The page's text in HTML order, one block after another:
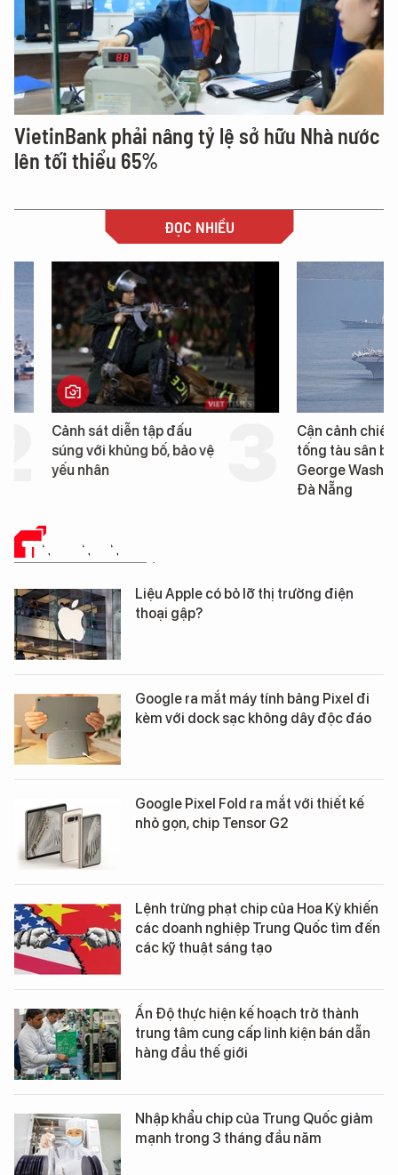
VietinBank phải nâng tỷ lệ sở hữu Nhà nước
lên tối thiểu 65%
ĐỌC NHIỀU
Cảnh sát diễn tập đấu
súng với khủng bố, bảo vệ
yếu nhân
Cận cảnh chiến hạm
tống tàu sân bay USS
George Washington
Đà Nẵng
TIN CÔNG NGHỆ
Liệu Apple có bỏ lỡ thị trường điện
thoại gập?
Google ra mắt máy tính bảng Pixel đi
kèm với dock sạc không dây độc đáo
Google Pixel Fold ra mắt với thiết kế
nhỏ gọn, chip Tensor G2
Lệnh trừng phạt chip của Hoa Kỳ khiến
các doanh nghiệp Trung Quốc tìm đến
các kỹ thuật sáng tạo
Ấn Độ thực hiện kế hoạch trở thành
trung tâm cung cấp linh kiện bán dẫn
hàng đầu thế giới
Nhập khẩu chip của Trung Quốc giảm
mạnh trong 3 tháng đầu năm